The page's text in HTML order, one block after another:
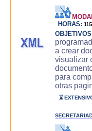
HORAS: 115
a crear
visualizar
para
otras
⌛